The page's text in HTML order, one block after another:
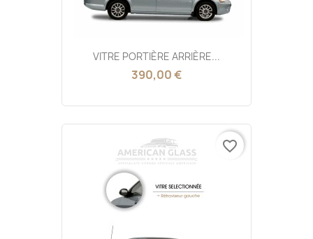
VITRE PORTIÈRE ARRIÈRE...
390,00 €
favorite_border